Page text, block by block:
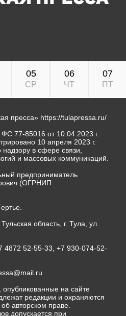
05
СР
06
ЧТ
07
ПТ
пресса» https://tulapressa.ru/
77-85016 от 10.04.2023 г.
10 апреля 2023 г.
в сфере связи,
и массовых коммуникаций.
предприниматель
(ОГРНИП
область, г. Тула, ул.
4872 52-55-33, +7 930-074-52-
на сайте
редакции и охраняются
авторском праве.
допускается при